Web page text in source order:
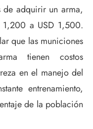
de adquirir un arma,
1,200 a USD 1,500.
que las municiones
tienen costos
en el manejo del
entrenamiento,
de la población